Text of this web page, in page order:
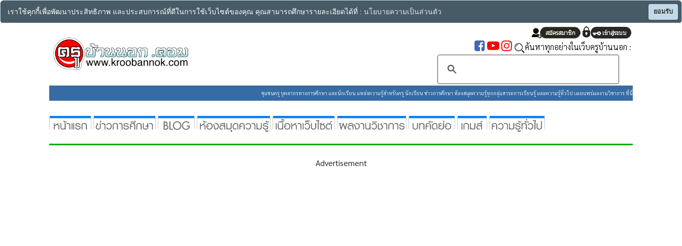
เราใช้คุกกี้เพื่อพัฒนาประสิทธิภาพ และประสบการณ์ที่ดีในการใช้เว็บไซต์ของคุณ คุณสามารถศึกษารายละเอียดได้ที่ : นโยบายความเป็นส่วนตัว ยอมรับ
ค้นหาทุกอย่างในเว็บครูบ้านนอก :
ชุมชนครู บุคลากรทางการศึกษา และนักเรียน แหล่งความรู้สำหรับครู นักเรียน ข่าวการศึกษา ห้องสมุดความรู้ทุกกลุ่มสาระการเรียนรู้ และความรู้ทั่วไป เผยแพร่ผลงานวิชาการ ที่นี่
Advertisement